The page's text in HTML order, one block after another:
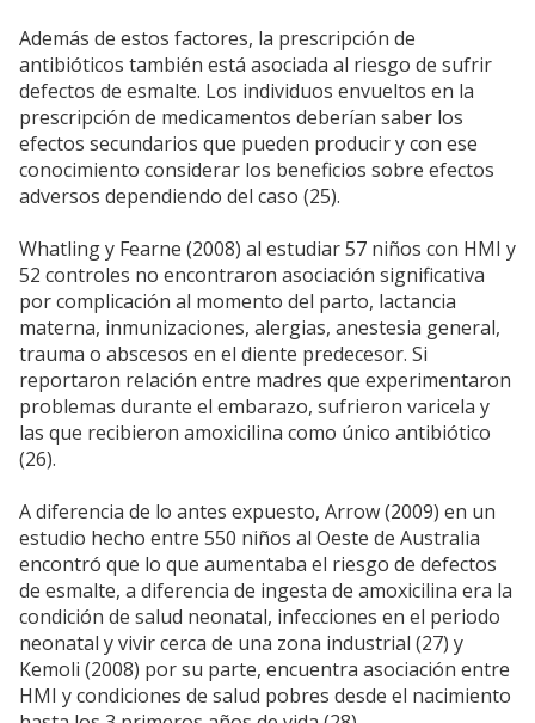
Además de estos factores, la prescripción de
antibióticos también está asociada al riesgo de sufrir
defectos de esmalte. Los individuos envueltos en la
prescripción de medicamentos deberían saber los
efectos secundarios que pueden producir y con ese
conocimiento considerar los beneficios sobre efectos
adversos dependiendo del caso (25).
Whatling y Fearne (2008) al estudiar 57 niños con HMI y
52 controles no encontraron asociación significativa
por complicación al momento del parto, lactancia
materna, inmunizaciones, alergias, anestesia general,
trauma o abscesos en el diente predecesor. Si
reportaron relación entre madres que experimentaron
problemas durante el embarazo, sufrieron varicela y
las que recibieron amoxicilina como único antibiótico
(26).
A diferencia de lo antes expuesto, Arrow (2009) en un
estudio hecho entre 550 niños al Oeste de Australia
encontró que lo que aumentaba el riesgo de defectos
de esmalte, a diferencia de ingesta de amoxicilina era la
condición de salud neonatal, infecciones en el periodo
neonatal y vivir cerca de una zona industrial (27) y
Kemoli (2008) por su parte, encuentra asociación entre
HMI y condiciones de salud pobres desde el nacimiento